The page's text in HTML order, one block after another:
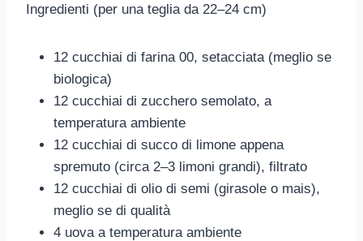
Ingredienti (per una teglia da 22–24 cm)
12 cucchiai di farina 00, setacciata (meglio se
biologica)
12 cucchiai di zucchero semolato, a
temperatura ambiente
12 cucchiai di succo di limone appena
spremuto (circa 2–3 limoni grandi), filtrato
12 cucchiai di olio di semi (girasole o mais),
meglio se di qualità
4 uova a temperatura ambiente